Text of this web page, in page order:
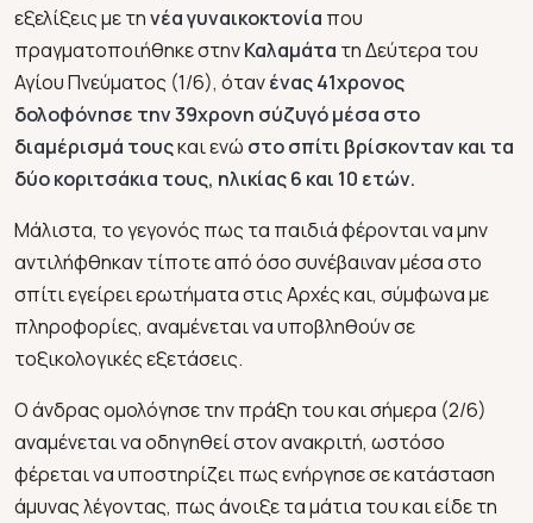
εξελίξεις με τηνέα γυναικοκτονία που
πραγματοποιήθηκε στηνΚαλαμάτα τη Δεύτερα του
Αγίου Πνεύματος (1/6), ότανένας 41χρονος
δολοφόνησε την 39χρονη σύζυγό μέσα στο
διαμέρισμά τουςκαι ενώ στο σπίτι βρίσκονταν και τα
δύο κοριτσάκια τους, ηλικίας 6 και 10 ετών.
Μάλιστα, το γεγονός πως τα παιδιά φέρονται να μην
αντιλήφθηκαν τίποτε από όσο συνέβαιναν μέσα στο
σπίτι εγείρει ερωτήματα στις Αρχές και, σύμφωνα με
πληροφορίες, αναμένεται να υποβληθούν σε
τοξικολογικές εξετάσεις.
Ο άνδρας ομολόγησε την πράξη του και σήμερα (2/6)
αναμένεται να οδηγηθεί στον ανακριτή, ωστόσο
φέρεται να υποστηρίζει πως ενήργησε σε κατάσταση
άμυνας λέγοντας, πως άνοιξε τα μάτια του και είδε τη